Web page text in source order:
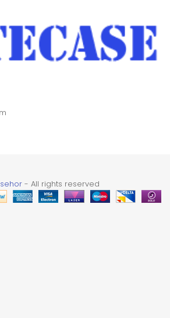
- All rights reserved